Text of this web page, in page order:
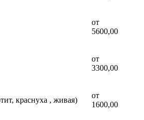
от
5600,00
от
3300,00
краснуха , живая)
от
1600,00